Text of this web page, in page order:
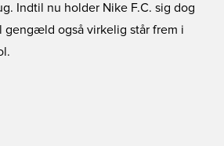
Indtil nu holder Nike F.C. sig dog
gengæld også virkelig står frem i